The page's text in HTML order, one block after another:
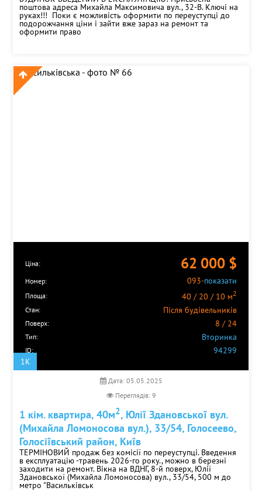
поштова адреса Михайла Максимовича вул., 32-В. Ключі на
руках!!! Поки є можливість оформити по переуступці до
подорожчання ціни і зайти вже зараз на ремонт та
оформити право
Ціна: 62 000 $
Номер: 093-показати
Площа: 40 / 20 / 10 м2
Стан:
Після будівельників
Поверх: 8 / 24
Тип: Вторинка
ID:
94299
1K
Дата: 05.05.2025
Переглядів: 9
1 кім. квартира, 40м2, Юлії Здановської вул.
(Михайла Ломоносова вул.), 33/54, Голосеево,
Голосіївський район, Київ
ТЕРМІНОВИЙ продаж без комісії по переуступці. Введення
в експлуатацію -травень 2026-го року., можно в березні
заходити на ремонт. Вікна на ВДНГ, 8-й поверх, Юлії
Здановської (Михайла Ломоносова) вул., 33/54, 500 м до
метро "Васильківськ